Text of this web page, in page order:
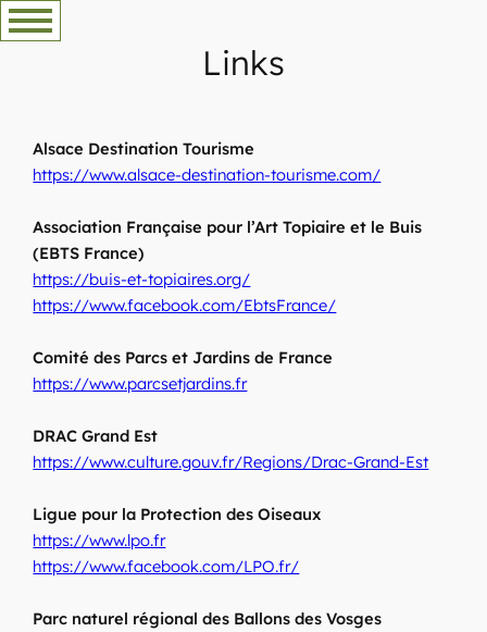
Skip
to
Links
Alsace Destination Tourisme
https://www.alsace-destination-tourisme.com/
Association Française pour l’Art Topiaire et le Buis
(EBTS France)
https://buis-et-topiaires.org/
https://www.facebook.com/EbtsFrance/
Comité des Parcs et Jardins de France
https://www.parcsetjardins.fr
DRAC Grand Est
https://www.culture.gouv.fr/Regions/Drac-Grand-Est
Ligue pour la Protection des Oiseaux
https://www.lpo.fr
https://www.facebook.com/LPO.fr/
Parc naturel régional des Ballons des Vosges